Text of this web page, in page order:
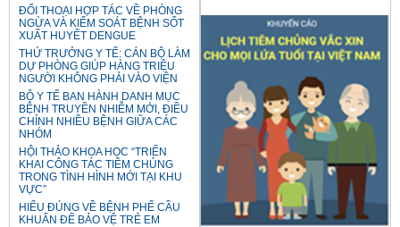
ĐỐI THOẠI HỢP TÁC VỀ PHÒNG
NGỪA VÀ KIỂM SOÁT BỆNH SỐT
XUẤT HUYẾT DENGUE
THỨ TRƯỞNG Y TẾ: CÁN BỘ LÀM
DỰ PHÒNG GIÚP HÀNG TRIỆU
NGƯỜI KHÔNG PHẢI VÀO VIỆN
BỘ Y TẾ BAN HÀNH DANH MỤC
BỆNH TRUYỀN NHIỄM MỚI, ĐIỀU
CHỈNH NHIỀU BỆNH GIỮA CÁC
NHÓM
HỘI THẢO KHOA HỌC “TRIỂN
KHAI CÔNG TÁC TIÊM CHỦNG
TRONG TÌNH HÌNH MỚI TẠI KHU
VỰC”
HIỂU ĐÚNG VỀ BỆNH PHẾ CẦU
KHUẨN ĐỂ BẢO VỆ TRẺ EM